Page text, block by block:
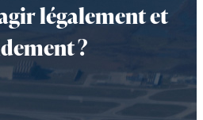
légalement et
?